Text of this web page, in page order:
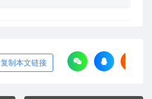
复制本文链接